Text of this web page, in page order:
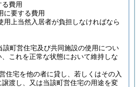
費用
に要する費用
用上当然入居者が負担しなければなら
該町営住宅及び共同施設の使用につい
これを正常な状態において維持しな
住宅を他の者に貸し、若しくはその入
渡し、又は当該町営住宅の用途を変